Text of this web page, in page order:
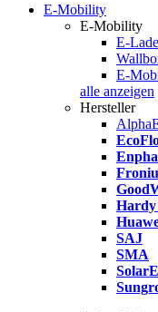
E-Mobility
E-Mobility
E-
E-
alle anzeigen
Hersteller
SAJ
SMA